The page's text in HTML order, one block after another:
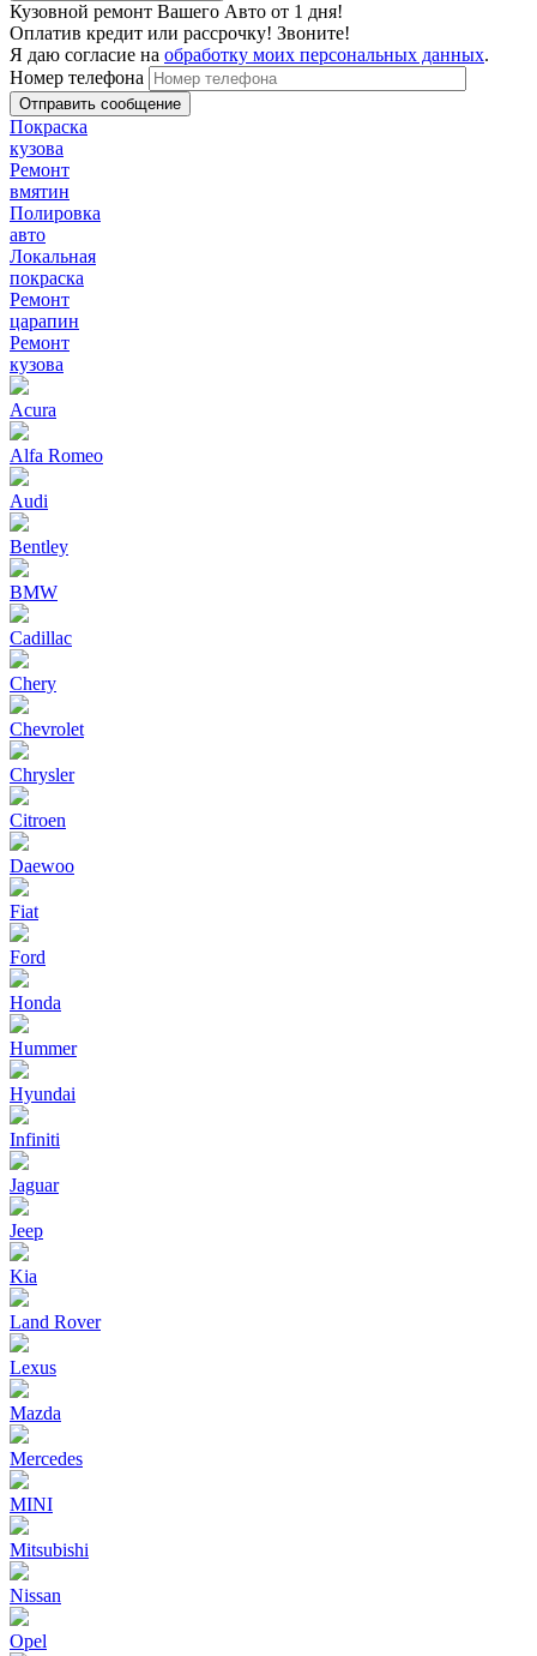
Кузовной ремонт Вашего Авто от 1 дня!
Оплатив кредит или рассрочку! Звоните!
Я даю согласие на обработку моих персональных данных.
Номер телефона
Покраска
кузова
Ремонт
вмятин
Полировка
авто
Локальная
покраска
Ремонт
царапин
Ремонт
кузова
Acura
Alfa Romeo
Audi
Bentley
BMW
Cadillac
Chery
Chevrolet
Chrysler
Citroen
Daewoo
Fiat
Ford
Honda
Hummer
Hyundai
Infiniti
Jaguar
Jeep
Kia
Land Rover
Lexus
Mazda
Mercedes
MINI
Mitsubishi
Nissan
Opel